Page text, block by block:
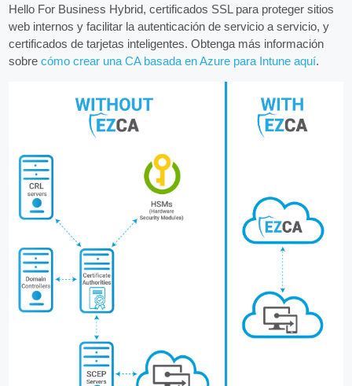
Hello For Business Hybrid, certificados SSL para proteger sitios
web internos y facilitar la autenticación de servicio a servicio, y
certificados de tarjetas inteligentes. Obtenga más información
sobrecómo crear una CA basada en Azure para Intune aquí.